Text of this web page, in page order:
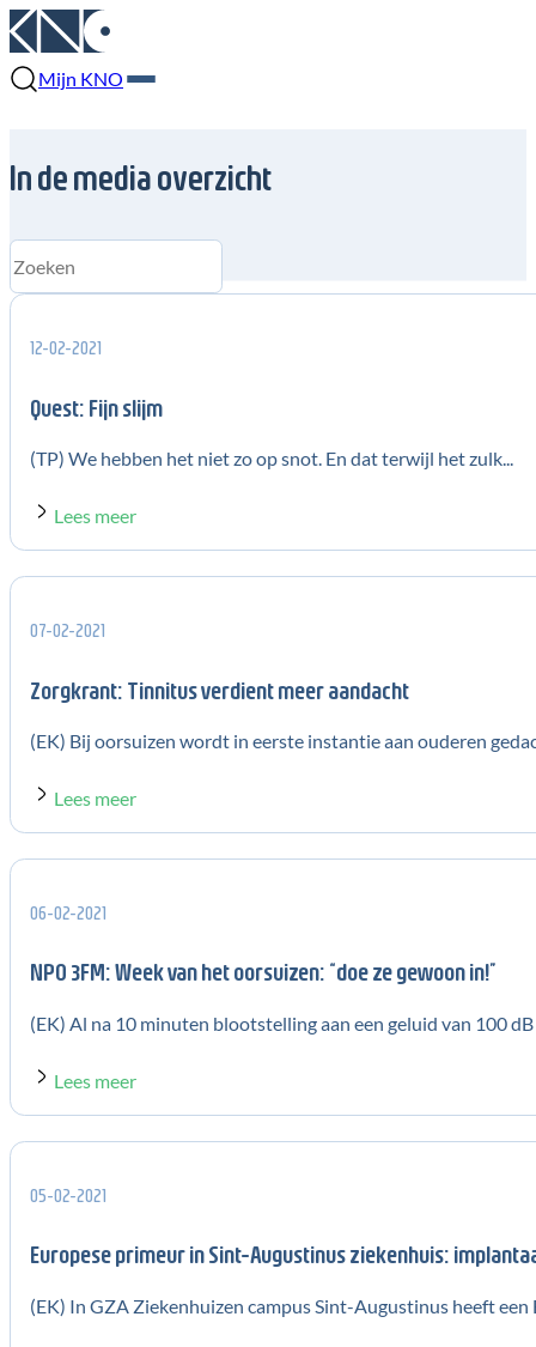
Mijn KNO
In de media overzicht
Quest: Fijn slijm
(TP) We hebben het niet zo op snot. En dat terwijl het zulk...
12-02-2021
Lees meer
Zorgkrant: Tinnitus verdient meer aandacht
(EK) Bij oorsuizen wordt in eerste instantie aan ouderen
07-02-2021
Lees meer
NPO 3FM: Week van het oorsuizen: “doe ze gewoon in!”
(EK) Al na 10 minuten blootstelling aan een geluid van 100 dB
06-02-2021
Lees meer
Europese primeur in Sint-Augustinus ziekenhuis:
(EK) In GZA Ziekenhuizen campus Sint-Augustinus heeft een
05-02-2021